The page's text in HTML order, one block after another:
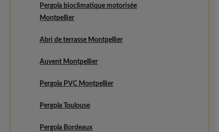
Pergola bioclimatique motorisée
Montpellier
Abri de terrasse Montpellier
Auvent Montpellier
Pergola PVC Montpellier
Pergola Toulouse
Pergola Bordeaux